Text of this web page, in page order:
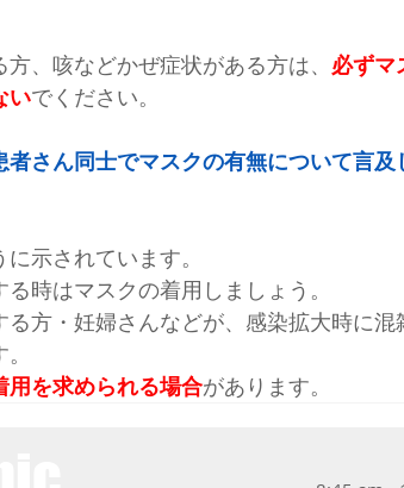
、咳などかぜ症状がある方は、 必ずマ
いでください。
者さん同士でマスクの有無について言及
示されています。
時はマスクの着用しましょう。
方・妊婦さんなどが、感染拡大時に
を求められる場合があります。